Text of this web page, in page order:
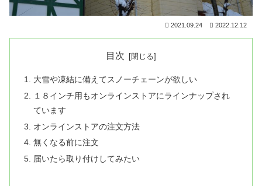
2021.09.24 2022.12.12
目次
大雪や凍結に備えてスノーチェーンが欲しい
１８インチ用もオンラインストアにラインナップされ
ています
オンラインストアの注文方法
無くなる前に注文
届いたら取り付けしてみたい